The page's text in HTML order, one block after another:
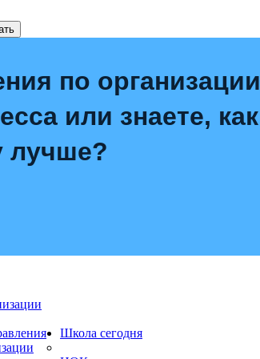
по организации
или знаете, как
лучше?
Школа сегодня